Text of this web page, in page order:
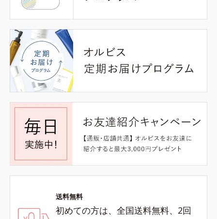
送料無料
初めての方は、全国送料無料、2回